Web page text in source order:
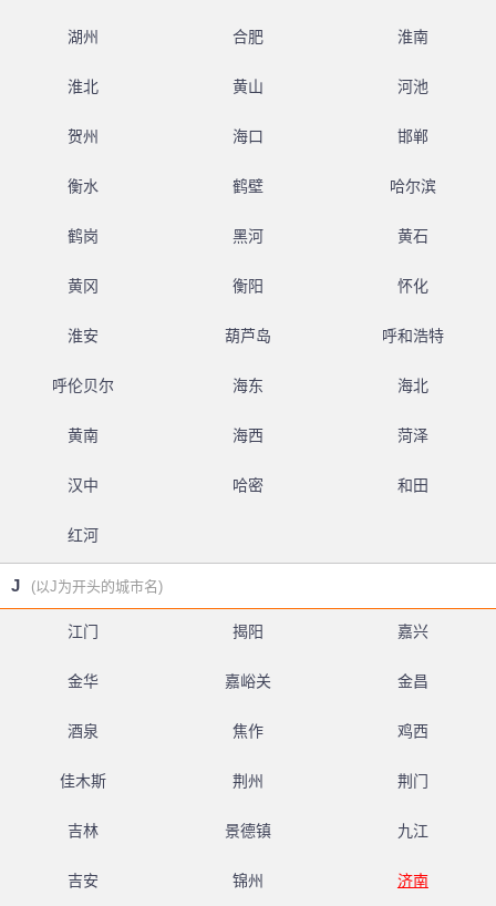
湖州 合肥 淮南
淮北 黄山 河池
贺州 海口 邯郸
衡水 鹤壁 哈尔滨
鹤岗 黑河 黄石
黄冈 衡阳 怀化
淮安 葫芦岛 呼和浩特
呼伦贝尔 海东 海北
黄南 海西 菏泽
汉中 哈密 和田
红河
J (以J为开头的城市名)
江门 揭阳 嘉兴
金华 嘉峪关 金昌
酒泉 焦作 鸡西
佳木斯 荆州 荆门
吉林 景德镇 九江
吉安 锦州 济南